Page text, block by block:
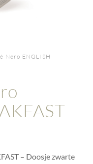
Nero ENGLISH
– Doosje zwarte